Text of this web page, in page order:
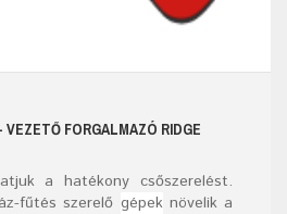
- VEZETŐ FORGALMAZÓ RIDGE
a hatékony csőszerelést.
fűtés szerelő gépeknövelik a